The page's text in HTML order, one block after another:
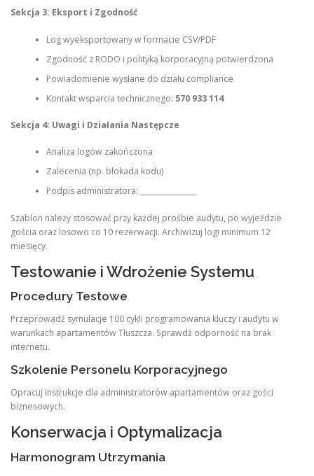
Sekcja 3: Eksport i Zgodność
Log wyeksportowany w formacie CSV/PDF
Zgodność z RODO i polityką korporacyjną potwierdzona
Powiadomienie wysłane do działu compliance
Kontakt wsparcia technicznego: 570 933 114
Sekcja 4: Uwagi i Działania Następcze
Analiza logów zakończona
Zalecenia (np. blokada kodu)
Podpis administratora: ________________
Szablon należy stosować przy każdej prośbie audytu, po wyjeździe
gościa oraz losowo co 10 rezerwacji. Archiwizuj logi minimum 12
miesięcy.
Testowanie i Wdrożenie Systemu
Procedury Testowe
Przeprowadź symulacje 100 cykli programowania kluczy i audytu w
warunkach apartamentów Tłuszcza. Sprawdź odporność na brak
internetu.
Szkolenie Personelu Korporacyjnego
Opracuj instrukcje dla administratorów apartamentów oraz gości
biznesowych.
Konserwacja i Optymalizacja
Harmonogram Utrzymania